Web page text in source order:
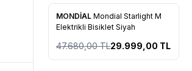
%37
MONDİAL Mondial Starlight M
Elektrikli Bisiklet Siyah
47.680,00TL29.999,00 TL